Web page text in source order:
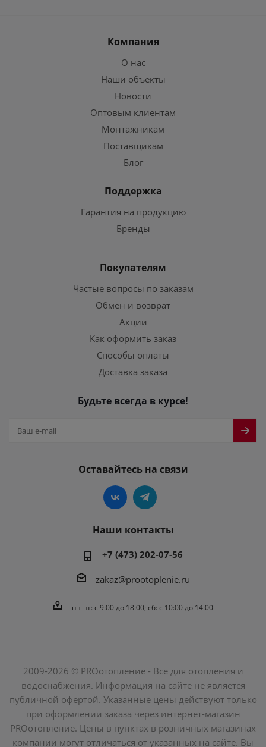
Компания
О нас
Наши объекты
Новости
Оптовым клиентам
Монтажникам
Поставщикам
Блог
Поддержка
Гарантия на продукцию
Бренды
Покупателям
Частые вопросы по заказам
Обмен и возврат
Акции
Как оформить заказ
Способы оплаты
Доставка заказа
Будьте всегда в курсе!
Оставайтесь на связи
Наши контакты
+7 (473) 202-07-56
zakaz@prootoplenie.ru
пн-пт: c 9:00 до 18:00; сб: с 10:00 до 14:00
2009-2026 © PROотопление - Все для отопления и
водоснабжения. Информация на сайте не является
публичной офертой. Указанные цены действуют только
при оформлении заказа через интернет-магазин
PROотопление. Цены в пунктах в розничных магазинах
компании могут отличаться от указанных на сайте. Вы